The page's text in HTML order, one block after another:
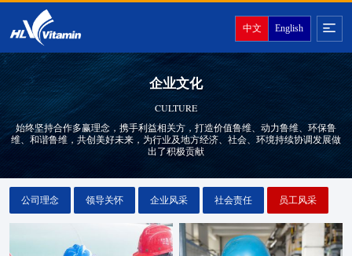
中文 English
企业文化
CULTURE
始终坚持合作多赢理念，携手利益相关方，打造价值鲁维、动力鲁维、环保鲁
维、和谐鲁维，共创美好未来，为行业及地方经济、社会、环境持续协调发展做
出了积极贡献
公司理念 领导关怀 企业风采 社会责任 员工风采